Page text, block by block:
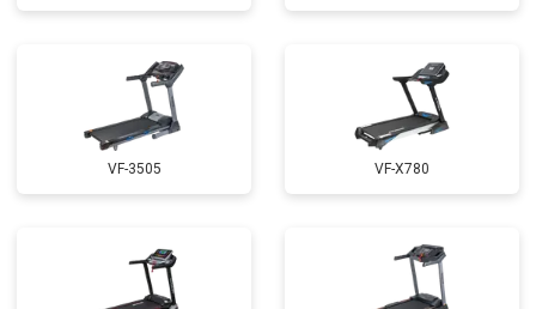
VF-3505 VF-X780